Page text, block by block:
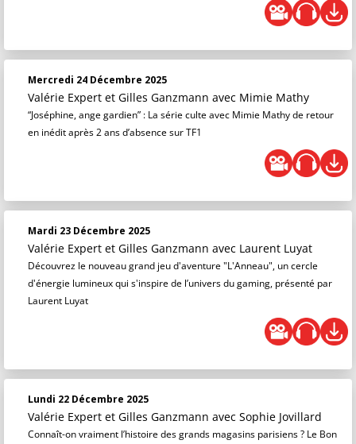
Mercredi 24 Décembre 2025
Valérie Expert et Gilles Ganzmann avec Mimie Mathy
“Joséphine, ange gardien” : La série culte avec Mimie Mathy de retour
en inédit après 2 ans d’absence sur TF1
Mardi 23 Décembre 2025
Valérie Expert et Gilles Ganzmann avec Laurent Luyat
Découvrez le nouveau grand jeu d'aventure "L'Anneau", un cercle
d'énergie lumineux qui s'inspire de l’univers du gaming, présenté par
Laurent Luyat
Lundi 22 Décembre 2025
Valérie Expert et Gilles Ganzmann avec Sophie Jovillard
Connaît-on vraiment l’histoire des grands magasins parisiens ? Le Bon